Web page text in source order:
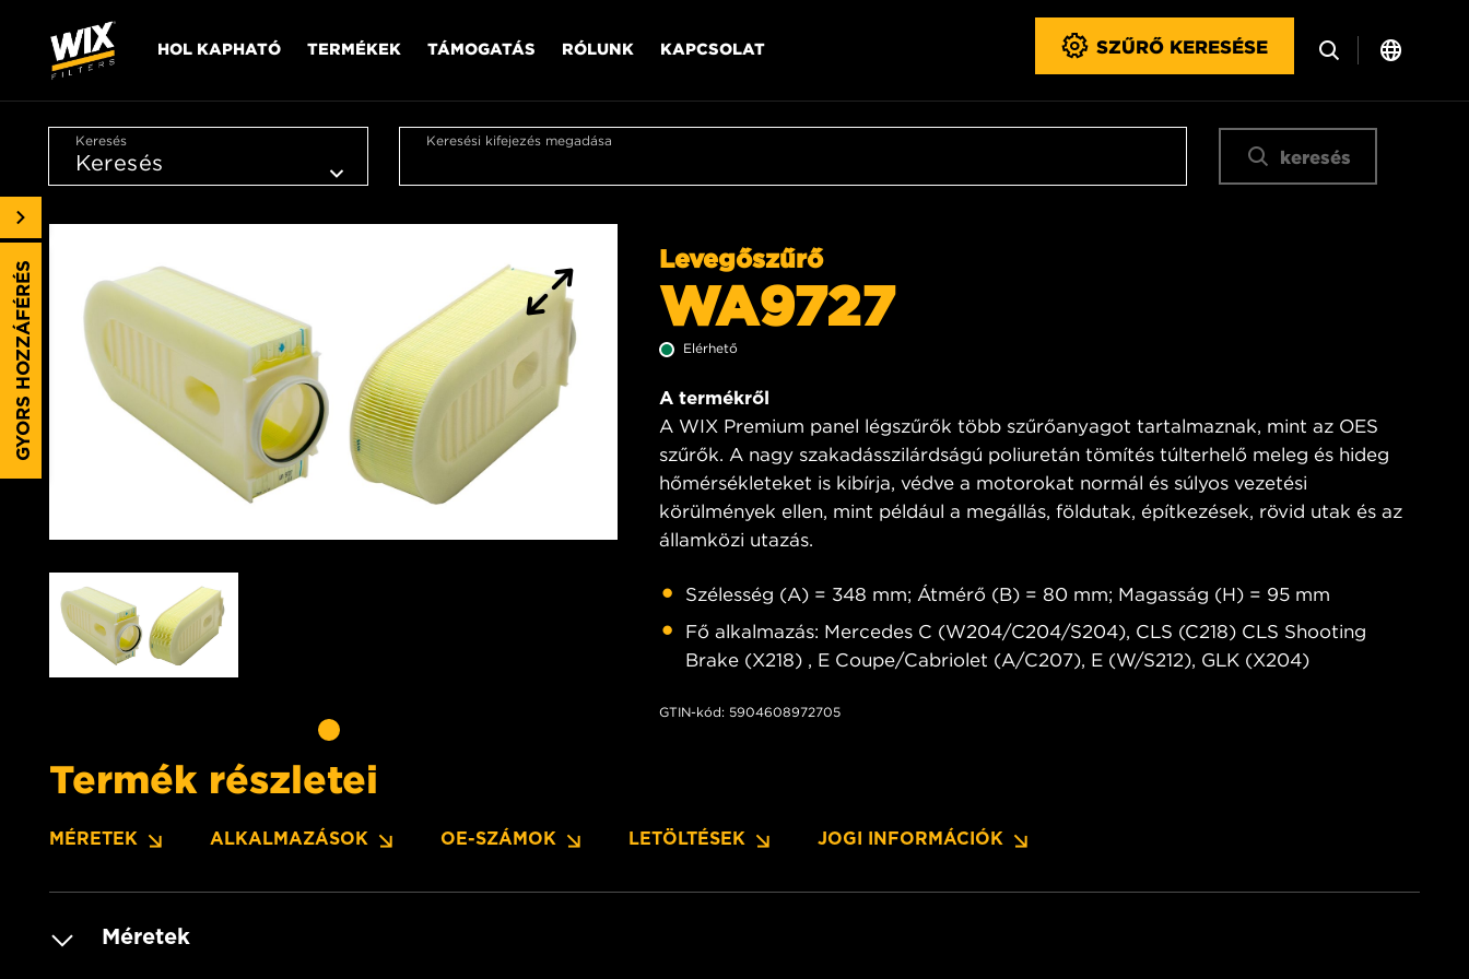
HOL KAPHATÓ TERMÉKEK TÁMOGATÁS RÓLUNK KAPCSOLAT SZŰRŐ KERESÉSE
Keresés Keresési kifejezés megadása
keresés
Levegőszűrő
WA9727
Elérhető
A termékről
A WIX Premium panel légszűrők több szűrőanyagot tartalmaznak, mint az OES
szűrők. A nagy szakadásszilárdságú poliuretán tömítés túlterhelő meleg és hideg
hőmérsékleteket is kibírja, védve a motorokat normál és súlyos vezetési
körülmények ellen, mint például a megállás, földutak, építkezések, rövid utak és az
államközi utazás.
Szélesség (A) = 348 mm; Átmérő (B) = 80 mm; Magasság (H) = 95 mm
Fő alkalmazás: Mercedes C (W204/C204/S204), CLS (C218) CLS Shooting
Brake (X218) , E Coupe/Cabriolet (A/C207), E (W/S212), GLK (X204)
GTIN-kód: 5904608972705
Termék részletei
MÉRETEK ALKALMAZÁSOK OE-SZÁMOK LETÖLTÉSEK JOGI INFORMÁCIÓK
Méretek
GYORS HOZZÁFÉRÉS